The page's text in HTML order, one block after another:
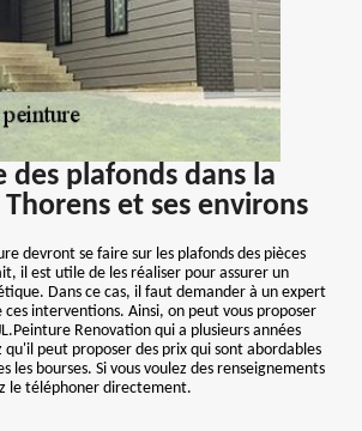
des plafonds dans la
et ses environs
devront se faire sur les plafonds des pièces
il est utile de les réaliser pour assurer un
Dans ce cas, il faut demander à un expert
interventions. Ainsi, on peut vous proposer
Renovation qui a plusieurs années
qu'il peut proposer des prix qui sont abordables
les bourses. Si vous voulez des renseignements
le téléphoner directement.